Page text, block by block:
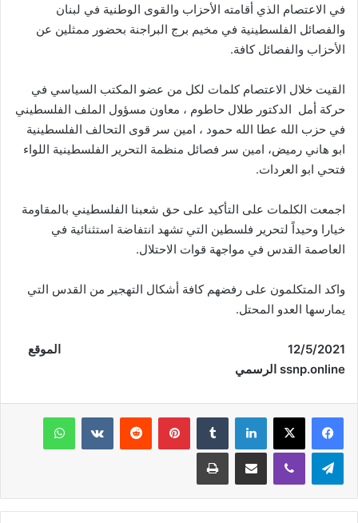
في الاعتصام الذي أقامته الأحزاب والقوى الوطنية في لبنان
والفصائل الفلسطينية في مخيم برج البراجنة بحضور ممثلين عن
الأحزاب والفصائل كافة.
القيت خلال الاعتصام كلمات لكل من عضو المكتب السياسي في
حركة أمل الدكتور طلال حاطوم ، معاون مسؤول الملف الفلسطيني
في حزب الله عطا الله حمود ، امين سر قوى التحالف الفلسطينية
ابو هاني رميض، امين سر فصائل منظمة التحرير الفلسطينية اللواء
فتحي ابو العردات.
اجمعت الكلمات على التأكيد على حق شعبنا الفلسطيني بالمقاومة
خيارا وحيداً لتحرير فلسطين التي تشهد انتفاضة استثنائية في
العاصمة القدس في مواجهة قوات الاحتلال.
واكد المتكلمون على رفضهم كافة أشكال التهجير من القدس التي
يمارسها العدو المحتل.
12/5/2021 الموقع
ssnp.online الرسمي
فيسبوك لينكدإن بينتيريست